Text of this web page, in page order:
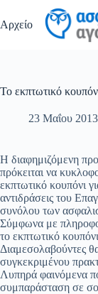
στο
περιεχόμενο
Αρχείο
Το εκπτωτικό
23 Μαΐου 2013
Η διαφημιζόμενη
πρόκειται να
εκπτωτικό κουπόνι
αντιδράσεις του
συνόλου των
Σύμφωνα με
το εκπτωτικό
Διαμεσολαβούντες
συγκεκριμένου
Λυπηρά φαινόμενα
συμπαράσταση σε